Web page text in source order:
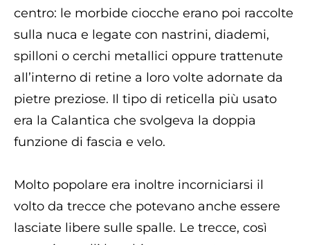
centro: le morbide ciocche erano poi raccolte
sulla nuca e legate con nastrini, diademi,
spilloni o cerchi metallici oppure trattenute
all’interno di retine a loro volte adornate da
pietre preziose. Il tipo di reticella più usato
era la Calantica che svolgeva la doppia
funzione di fascia e velo.
Molto popolare era inoltre incorniciarsi il
volto da trecce che potevano anche essere
lasciate libere sulle spalle. Le trecce, così